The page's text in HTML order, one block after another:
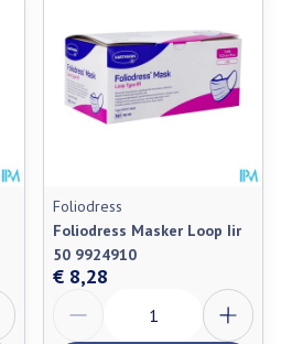
Foliodress
Foliodress Masker Loop Iir
50 9924910
€ 8,28